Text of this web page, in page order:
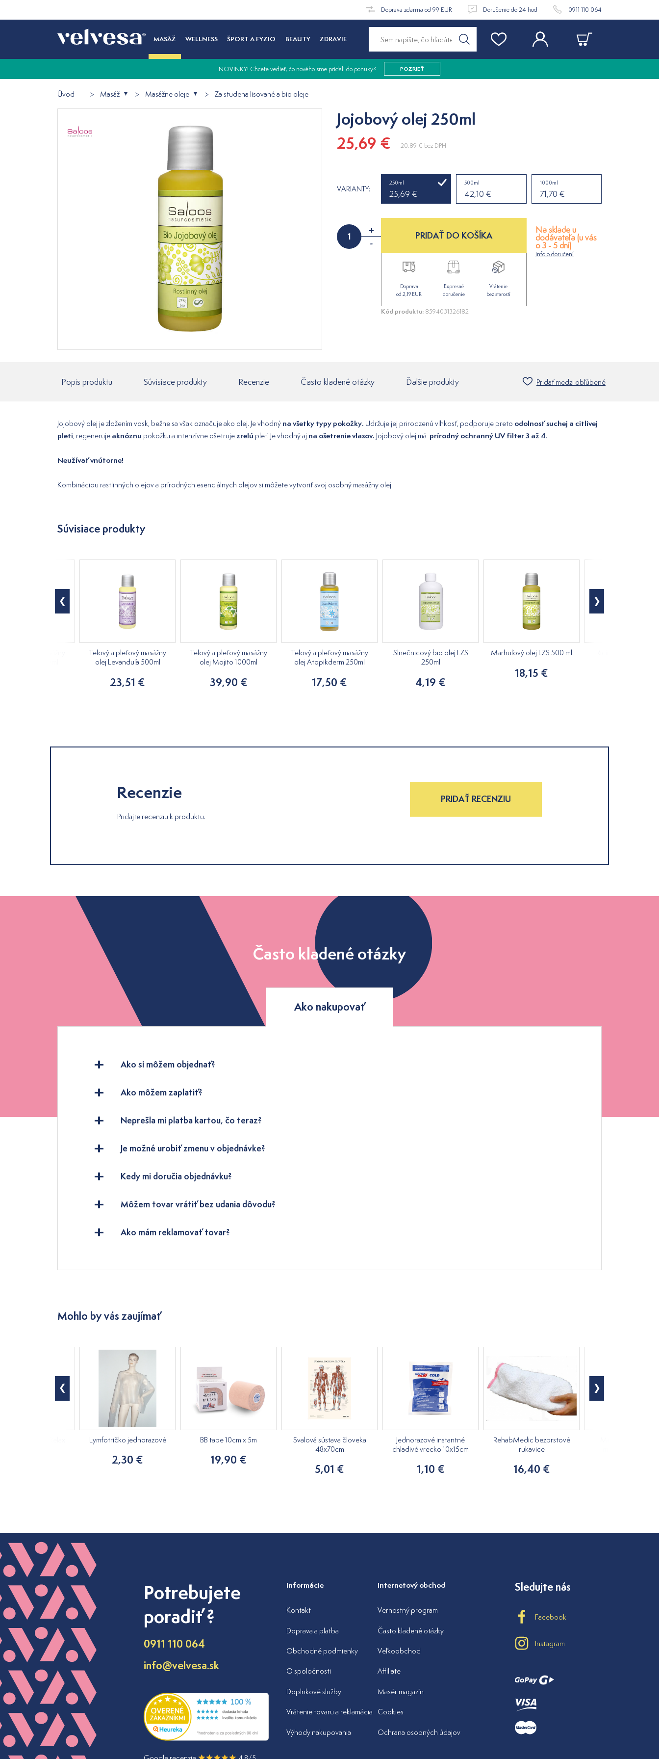
Doprava zdarma od 99 EUR Doručenie do 24 hod 0911 110 064
MASÁŽ WELLNESS ŠPORT A FYZIO BEAUTY ZDRAVIE
NOVINKY! Chcete vedieť, čo nového sme pridali do ponuky? POZRIEŤ
Úvod Masáž Masážne oleje Za studena lisované a bio oleje
Jojobový olej 250ml
25,69 €
20,89 € bez DPH
VARIANTY:
250ml
25,69 €
500ml
42,10 €
1000ml
71,70 €
+
-
Na sklade u
dodávateľa (u vás
o 3 - 5 dní)
Info o doručení
PRIDAŤ DO KOŠÍKA
Doprava
od 2,19 EUR
Expresné
doručenie
Vrátenie
bez starostí
Kód produktu: 8594031326182
Popis produktu Súvisiace produkty Recenzie Často kladené otázky Ďalšie produkty Pridať medzi obľúbené
Jojobový olej je zložením vosk, bežne sa však označuje ako olej. Je vhodný na všetky typy pokožky. Udržuje jej prirodzenú vlhkosť, podporuje preto odolnosť suchej a citlivej
pleti, regeneruje aknóznu pokožku a intenzívne ošetrujezrelú pleť. Je vhodný aj na ošetrenie vlasov. Jojobový olej má prírodný ochranný UV filter 3 až 4.
Neužívať vnútorne!
Kombináciou rastlinných olejov a prírodných esenciálnych olejov si môžete vytvoriť svoj osobný masážny olej.
Súvisiace produkty
Telový a pleťový masážny
olej Levanduľa 500ml
23,51 €
Telový a pleťový masážny
olej Mojito 1000ml
39,90 €
Telový a pleťový masážny
olej Atopikderm 250ml
17,50 €
Slnečnicový bio olej LZS
250ml
4,19 €
Marhuľový olej LZS 500 ml
18,15 €
Recenzie
Pridajte recenziu k produktu.
PRIDAŤ RECENZIU
Často kladené otázky
Ako nakupovať
Ako si môžem objednať?
Ako môžem zaplatiť?
Neprešla mi platba kartou, čo teraz?
Je možné urobiť zmenu v objednávke?
Kedy mi doručia objednávku?
Môžem tovar vrátiť bez udania dôvodu?
Ako mám reklamovať tovar?
Mohlo by vás zaujímať
Lymfotričko jednorazové
2,30 €
BB tape 10cm x 5m
19,90 €
Svalová sústava človeka
48x70cm
5,01 €
Jednorazové instantné
chladivé vrecko 10x15cm
1,10 €
RehabMedic bezprstové
rukavice
16,40 €
Potrebujete
poradiť ?
0911 110 064
info@velvesa.sk
Informácie
Kontakt
Doprava a platba
Obchodné podmienky
O spoločnosti
Doplnkové služby
Vrátenie tovaru a reklamácia
Výhody nakupovania
Internetový obchod
Vernostný program
Často kladené otázky
Veľkoobchod
Affiliate
Masér magazín
Cookies
Ochrana osobných údajov
Sledujte nás
Facebook
Instagram